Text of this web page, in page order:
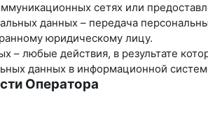
сетях или
данных – передача
юридическому лицу.
– любые действия, в результате
данных в информационной
Оператора